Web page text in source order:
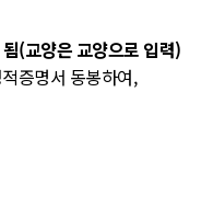
(교양은 교양으로 입력)
증명서 동봉하여,